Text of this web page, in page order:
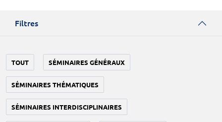
Filtres
TOUT SÉMINAIRES GÉNÉRAUX
SÉMINAIRES THÉMATIQUES
SÉMINAIRES INTERDISCIPLINAIRES